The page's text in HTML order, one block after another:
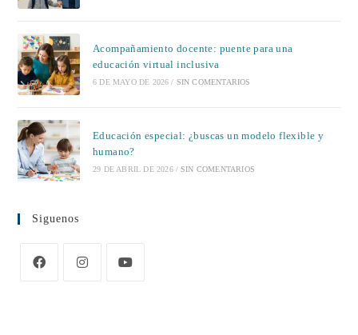
Acompañamiento docente: puente para una
educación virtual inclusiva
6 DE MAYO DE 2026 / SIN COMENTARIOS
Educación especial: ¿buscas un modelo flexible y
humano?
29 DE ABRIL DE 2026 / SIN COMENTARIOS
Siguenos